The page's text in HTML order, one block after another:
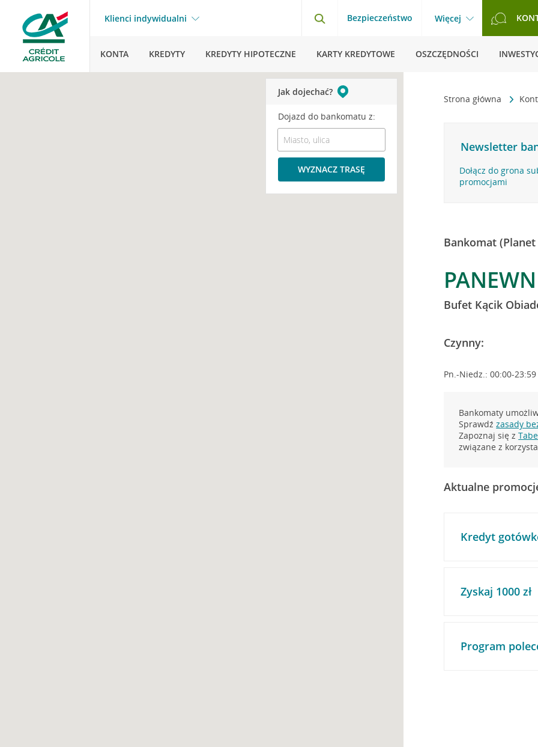
Klienci indywidualni Bezpieczeństwo Więcej
KONTA KREDYTY KREDYTY HIPOTECZNE KARTY KREDYTOWE OSZCZĘDNOŚCI
Strona główna
Newsletter
Dołącz do grona
promocjami
Bankomat (Planet
Bufet Kącik
Czynny:
Pn.-Niedz.: 00:00-23:59
Bankomaty
Sprawdźzasady
Zapoznaj się z
związane z
Aktualne
Kredyt
Zyskaj 1000 zł
Program
Jak dojechać?
Dojazd do bankomatu z:
WYZNACZ TRASĘ